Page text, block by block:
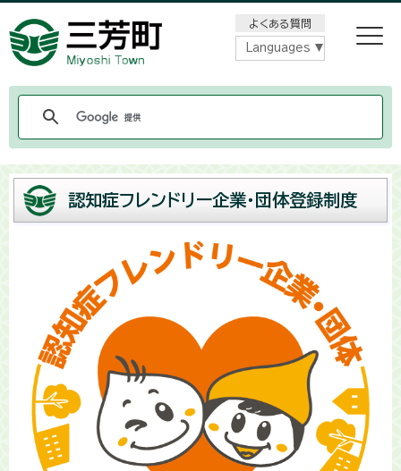
よくある質問
Languages
認知症フレンドリー企業・団体登録制度